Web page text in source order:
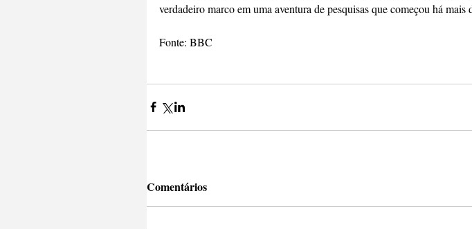
verdadeiro marco em uma aventura de pesquisas que começou há mais
Fonte: BBC
Comentários